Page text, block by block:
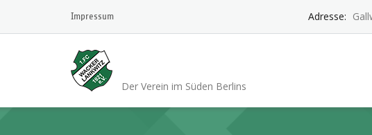
content
Impressum Adresse:
Der Verein im Süden Berlins